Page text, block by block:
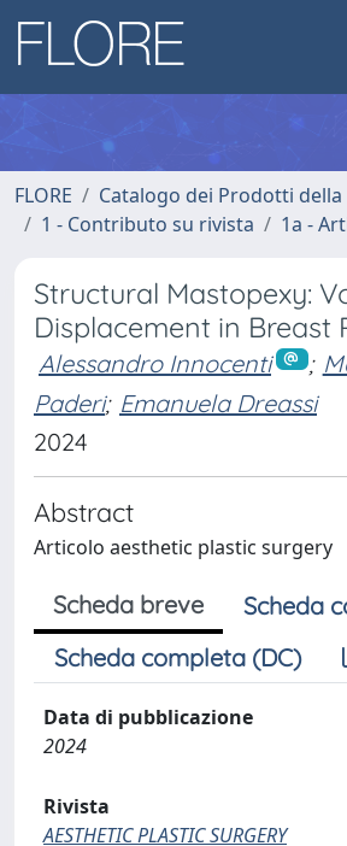
FLORE
Catalogo dei Prodotti della
1 - Contributo su rivista
1a -
Structural Mastopexy:
Displacement in Breast
Alessandro Innocenti ;
Paderi; Emanuela Dreassi
2024
Abstract
Articolo aesthetic plastic surgery
Scheda breve
Scheda
Scheda completa (DC)
Data di pubblicazione
2024
Rivista
AESTHETIC PLASTIC SURGERY